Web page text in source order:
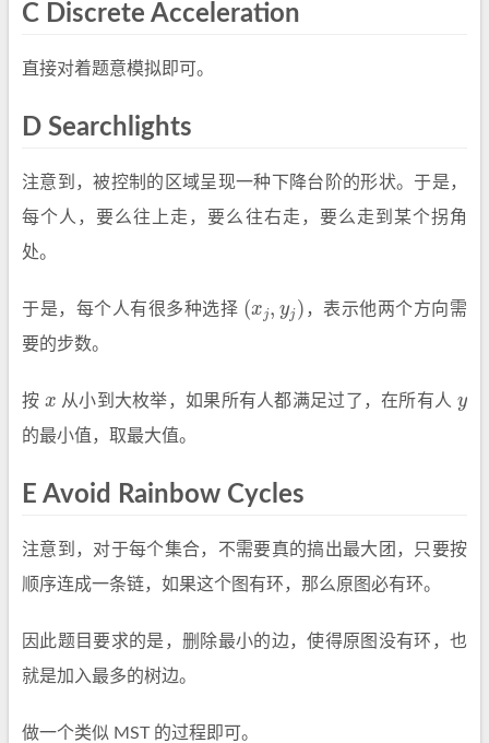
C Discrete Acceleration
直接对着题意模拟即可。
D Searchlights
注意到，被控制的区域呈现一种下降台阶的形状。于是，
每个人，要么往上走，要么往右走，要么走到某个拐角
处。
于是，每个人有很多种选择 (xj , yj )
(xj,yj )
，表示他两个方向需
要的步数。
按 x
x 从小到大枚举，如果所有人都满足过了，在所有人 y
y
的最小值，取最大值。
E Avoid Rainbow Cycles
注意到，对于每个集合，不需要真的搞出最大团，只要按
顺序连成一条链，如果这个图有环，那么原图必有环。
因此题目要求的是，删除最小的边，使得原图没有环，也
就是加入最多的树边。
做一个类似 MST 的过程即可。